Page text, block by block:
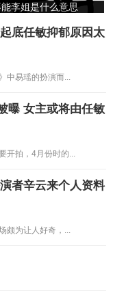
李姐是什么意思
底任敏抑郁原因太
中易瑶的扮演而...
曝 女主或将由任敏
开拍，4月份时的...
者辛云来个人资料
颇为让人好奇，...